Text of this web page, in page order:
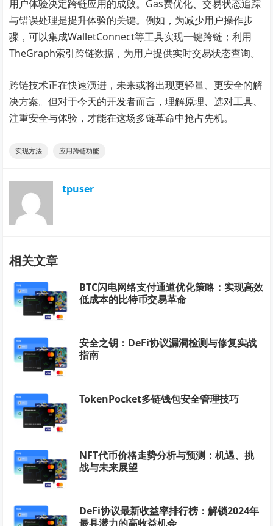
用户体验决定跨链应用的成败。Gas费优化、交易状态追踪
与错误处理是提升体验的关键。例如，为减少用户操作步
骤，可以集成WalletConnect等工具实现一键跨链；利用
TheGraph索引跨链数据，为用户提供实时交易状态查询。
跨链技术正在快速演进，未来或将出现更轻量、更安全的解
决方案。但对于今天的开发者而言，理解原理、选对工具、
注重安全与体验，才能在这场多链革命中抢占先机。
实现方法 应用跨链功能
tpuser
相关文章
BTC闪电网络支付通道优化策略：实现高效
低成本的比特币交易革命
安全之钥：DeFi协议漏洞检测与修复实战
指南
TokenPocket多链钱包安全管理技巧
NFT代币价格走势分析与预测：机遇、挑
战与未来展望
DeFi协议最新收益率排行榜：解锁2024年
最具潜力的高收益机会